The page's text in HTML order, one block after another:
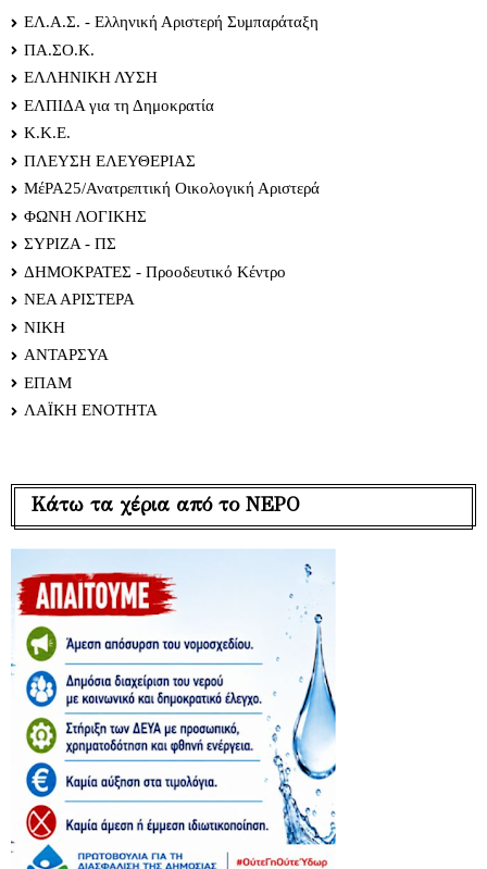
ΕΛ.Α.Σ. - Ελληνική Αριστερή Συμπαράταξη
ΠΑ.ΣΟ.Κ.
ΕΛΛΗΝΙΚΗ ΛΥΣΗ
ΕΛΠΙΔΑ για τη Δημοκρατία
Κ.Κ.Ε.
ΠΛΕΥΣΗ ΕΛΕΥΘΕΡΙΑΣ
ΜέΡΑ25/Ανατρεπτική Οικολογική Αριστερά
ΦΩΝΗ ΛΟΓΙΚΗΣ
ΣΥΡΙΖΑ - ΠΣ
ΔΗΜΟΚΡΑΤΕΣ - Προοδευτικό Κέντρο
ΝΕΑ ΑΡΙΣΤΕΡΑ
ΝΙΚΗ
ΑΝΤΑΡΣΥΑ
ΕΠΑΜ
ΛΑΪΚΗ ΕΝΟΤΗΤΑ
Κάτω τα χέρια από το ΝΕΡΟ